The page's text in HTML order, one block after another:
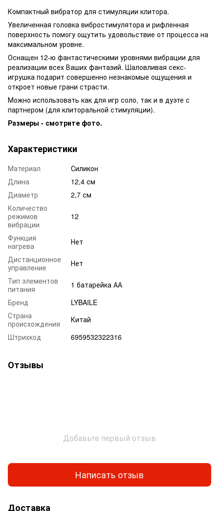
Компактный вибратор для стимуляции клитора.
Увеличенная головка вибростимулятора и рифленная
поверхность помогу ощутить удовольствие от процесса на
максимальном уровне.
Оснащен 12-ю фантастическими уровнями вибрации для
реализации всех Ваших фантазий. Шаловливая секс-
игрушка подарит совершенно незнакомые ощущения и
откроет новые грани страсти.
Можно использовать как для игр соло, так и в дуэте с
партнером (для клиторальной стимуляции).
Размеры - смотрите фото.
Характеристики
Материал
Силикон
Длина
12,4 см
Диаметр
2,7 см
Количество
режимов
вибрации
12
Функция
нагрева
Нет
Дистанционное
управление
Нет
Тип элементов
питания
1 батарейка АА
Бренд
LYBAILE
Страна
происхождения
Китай
Штрихкод
6959532322316
Отзывы
Добавьте первый отзыв
Написать отзыв
Доставка